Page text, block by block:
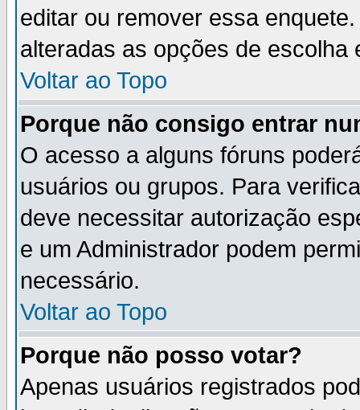
editar ou remover essa
alteradas as opções de escolha
Voltar ao Topo
Porque não consigo entrar
O acesso a alguns fóruns
usuários ou grupos. Para
deve necessitar autorização
e um Administrador podem
necessário.
Voltar ao Topo
Porque não posso votar?
Apenas usuários registrados